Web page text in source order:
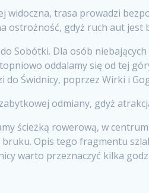
widoczna, trasa prowadzi
ostrożność, gdyż ruch aut jest
Sobótki. Dla osób
oddalamy się od tej
do Świdnicy, poprzez Wirki i
odmiany, gdyż
ścieżką rowerową, w
Opis tego fragmentu
warto przeznaczyć kilka